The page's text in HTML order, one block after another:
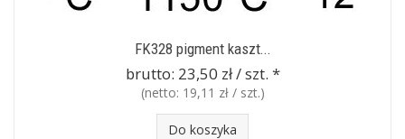
FK328 pigment kaszt...
brutto: 23,50 zł / szt. *
(netto: 19,11 zł / szt.)
Do koszyka